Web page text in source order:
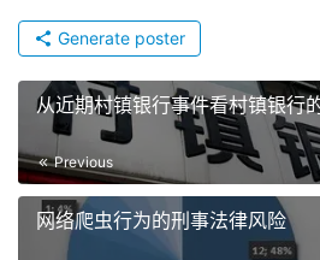
Generate poster
从近期村镇银行事件看村镇银行
Previous
网络爬虫行为的刑事法律风险